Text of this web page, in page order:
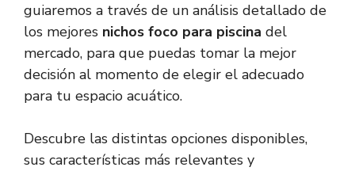
guiaremos a través de un análisis detallado de
los mejores nichos foco para piscina del
mercado, para que puedas tomar la mejor
decisión al momento de elegir el adecuado
para tu espacio acuático.
Descubre las distintas opciones disponibles,
sus características más relevantes y